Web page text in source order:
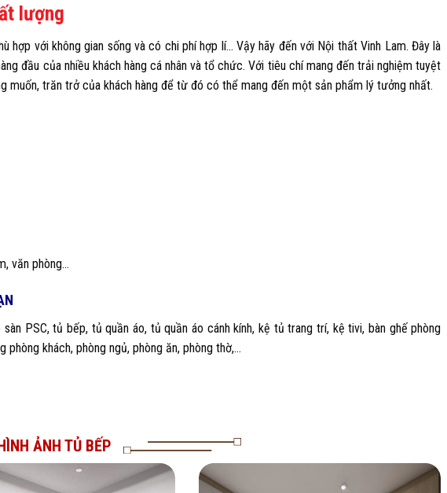
lượng
hợp với không gian sống và có chi phí hợp lí… Vậy hãy đến với Nội thất Vinh Lam. Đây là
đầu của nhiều khách hàng cá nhân và tổ chức. Với tiêu chí mang đến trải nghiệm tuyệt
muốn, trăn trở của khách hàng để từ đó có thể mang đến một sản phẩm lý tưởng nhất.
văn phòng…
PSC, tủ bếp, tủ quần áo, tủ quần áo cánh kính, kệ tủ trang trí, kệ tivi, bàn ghế phòng
khách, phòng ngủ, phòng ăn, phòng thờ,…
ẢNH TỦ BẾP